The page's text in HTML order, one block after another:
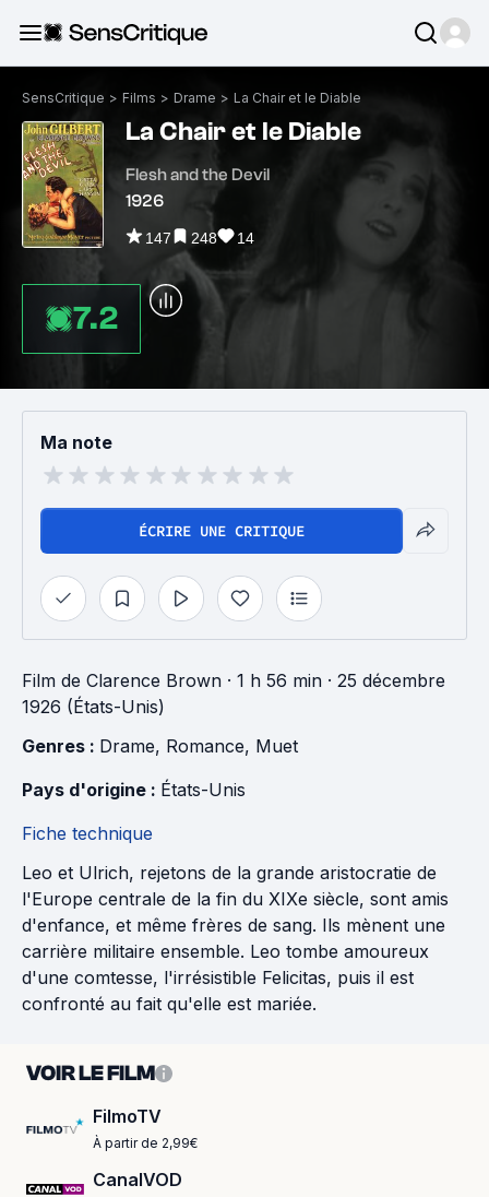
SensCritique > Films > Drame > La Chair et le Diable
La Chair et le Diable
Flesh and the Devil
1926
147 248 14
7.2
Ma note
ÉCRIRE UNE CRITIQUE
Film de Clarence Brown · 1 h 56 min · 25 décembre
1926 (États-Unis)
Genres : Drame, Romance, Muet
Pays d'origine : États-Unis
Fiche technique
Leo et Ulrich, rejetons de la grande aristocratie de
l'Europe centrale de la fin du XIXe siècle, sont amis
d'enfance, et même frères de sang. Ils mènent une
carrière militaire ensemble. Leo tombe amoureux
d'une comtesse, l'irrésistible Felicitas, puis il est
confronté au fait qu'elle est mariée.
VOIR LE FILM
FilmoTV
À partir de 2,99€
CanalVOD